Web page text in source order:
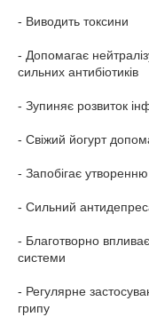
- Виводить токсини
- Допомагає
сильних антибіотиків
- Зупиняє розвиток
- Свіжий йогурт
- Запобігає утворенню
- Сильний
- Благотворно
системи
- Регулярне
грипу